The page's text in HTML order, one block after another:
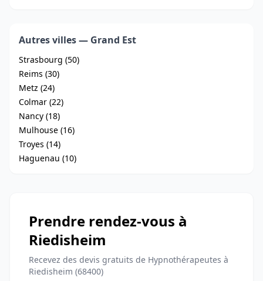
Autres villes — Grand Est
Strasbourg (50)
Reims (30)
Metz (24)
Colmar (22)
Nancy (18)
Mulhouse (16)
Troyes (14)
Haguenau (10)
Prendre rendez-vous à
Riedisheim
Recevez des devis gratuits de Hypnothérapeutes à
Riedisheim (68400)